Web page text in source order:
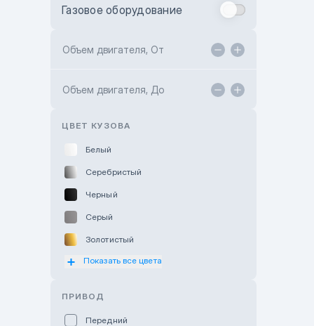
Toyota Kokshetau
Hyundai ShymCity
Газовое оборудование
Объем двигателя, От
Объем двигателя, До
ЦВЕТ КУЗОВА
Белый
Серебристый
Черный
Серый
Золотистый
Оранжевый
Показать все цвета
ПРИВОД
Передний